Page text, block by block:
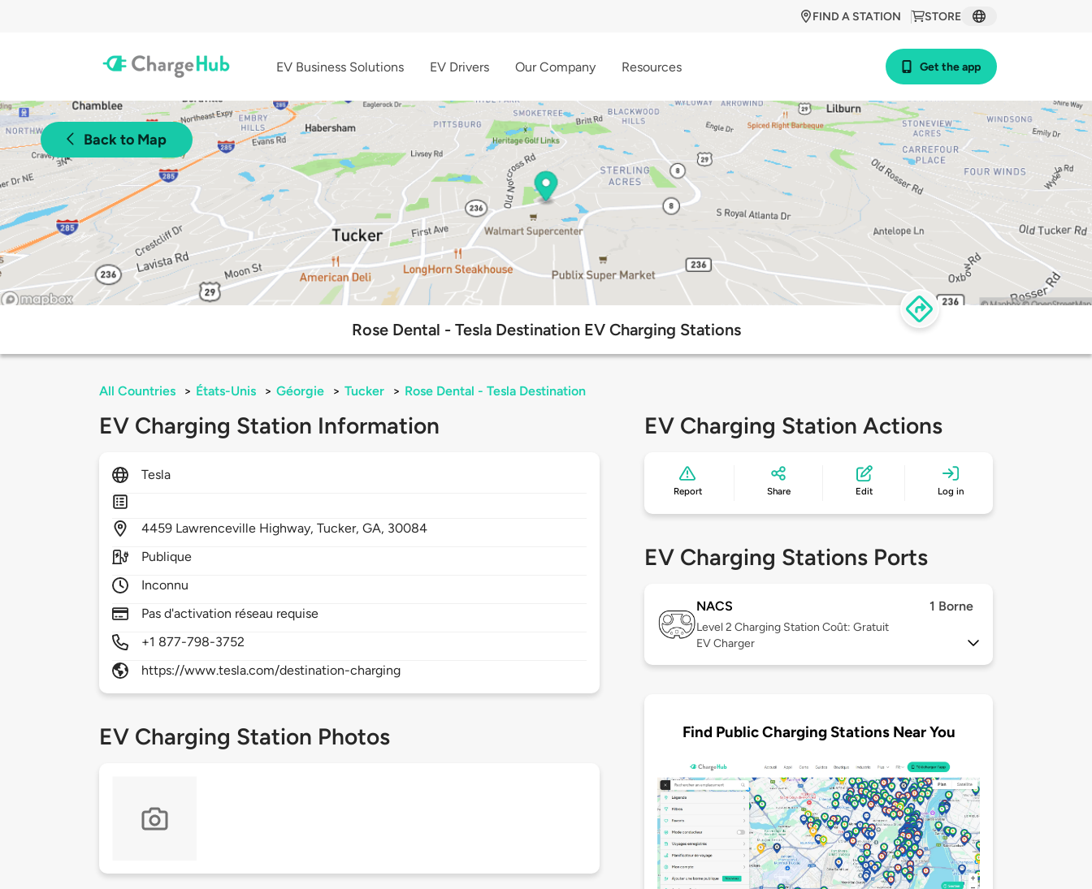
STORE
FIND A STATION
EV Business Solutions EV Drivers Our Company Resources Get the app
Back to Map
Rose Dental - Tesla Destination EV Charging Stations
All Countries > États-Unis > Géorgie > Tucker > Rose Dental - Tesla Destination
EV Charging Station Information
Tesla
4459 Lawrenceville Highway,Tucker,GA, 30084
Publique
Inconnu
Pas d'activation réseau requise
+1 877-798-3752
https://www.tesla.com/destination-charging
EV Charging Station Photos
EV Charging Station Actions
Report Share Edit Log in
EV Charging Stations Ports
NACS 1 Borne
Level 2 Charging Station Coût: Gratuit
EV Charger
Find Public Charging Stations Near You